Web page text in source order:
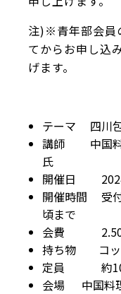
注)※青年部会員
てからお申し込
げます。
テーマ 四川
講師 中国
氏
開催日
開催時間 受
頃まで
会費 2.500
持ち物 コッ
定員 約10名
会場 中国料